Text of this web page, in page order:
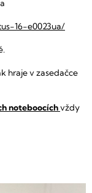
16-e0023ua/
hraje v zasedačce
noteboocíchvždy